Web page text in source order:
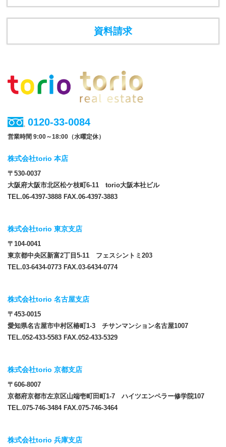
資料請求
0120-33-0084
営業時間 9:00～18:00（水曜定休）
株式会社torio 本店
〒530-0037
大阪府大阪市北区松ケ枝町6-11 torio大阪本社ビル
TEL.06-4397-3888 FAX.06-4397-3883
株式会社torio 東京支店
〒104-0041
東京都中央区新富2丁目5-11 フェスシントミ203
TEL.03-6434-0773 FAX.03-6434-0774
株式会社torio 名古屋支店
〒453-0015
愛知県名古屋市中村区椿町1-3 チサンマンション名古屋1007
TEL.052-433-5583 FAX.052-433-5329
株式会社torio 京都支店
〒606-8007
京都府京都市左京区山端壱町田町1-7 ハイツエンペラー修学院107
TEL.075-746-3484 FAX.075-746-3464
株式会社torio 兵庫支店